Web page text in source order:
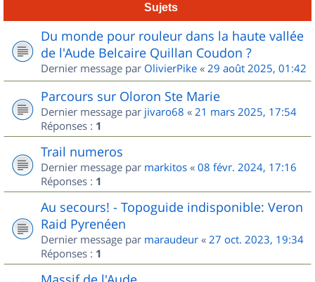
Sujets
Du monde pour rouleur dans la haute vallée
de l'Aude Belcaire Quillan Coudon ?
Dernier message par OlivierPike « 29 août 2025, 01:42
Parcours sur Oloron Ste Marie
Dernier message par jivaro68 « 21 mars 2025, 17:54
Réponses : 1
Trail numeros
Dernier message par markitos « 08 févr. 2024, 17:16
Réponses : 1
Au secours! - Topoguide indisponible: Veron
Raid Pyrenéen
Dernier message par maraudeur « 27 oct. 2023, 19:34
Réponses : 1